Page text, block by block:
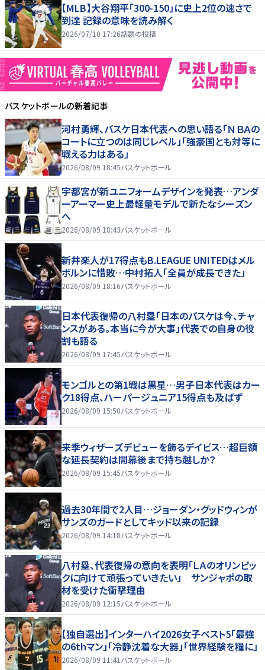
【MLB】大谷翔平「300-150」に史上2位の速さで
到達 記録の意味を読み解く
2026/07/10 17:26話題の投稿
バスケットボールの新着記事
河村勇輝、バスケ日本代表への思い語る「ＮＢＡの
コートに立つのは同じレベル」「強豪国とも対等に
戦える力はある」
2026/08/09 18:45バスケットボール
宇都宮が新ユニフォームデザインを発表…アンダ
ーアーマー史上最軽量モデルで新たなシーズン
へ
2026/08/09 18:43バスケットボール
新井楽人が17得点もB.LEAGUE UNITEDはメル
ボルンに惜敗…中村拓人「全員が成長できた」
2026/08/09 18:16バスケットボール
日本代表復帰の八村塁「日本のバスケは今、チャ
ンスがある。本当に今が大事」代表での自身の役
割も語る
2026/08/09 17:45バスケットボール
モンゴルとの第1戦は黒星…男子日本代表はカー
ク18得点、ハーパージュニア15得点も及ばず
2026/08/09 15:50バスケットボール
来季ウィザーズデビューを飾るデイビス…超巨額
な延長契約は開幕後まで持ち越しか？
2026/08/09 15:45バスケットボール
過去30年間で2人目…ジョーダン・グッドウィンが
サンズのガードとしてキッド以来の記録
2026/08/09 14:18バスケットボール
八村塁、代表復帰の意向を表明「ＬＡのオリンピッ
クに向けて頑張っていきたい」 サンジャポの取
材を受けた衝撃理由
2026/08/09 12:15バスケットボール
【独自選出】インターハイ2026女子ベスト5「最強
の6thマン」「冷静沈着な大器」「世界経験を糧に」
2026/08/09 11:41 バスケットボール